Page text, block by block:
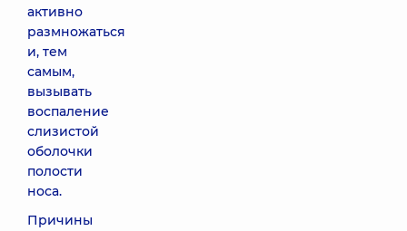
активно
размножаться
и, тем
самым,
вызывать
воспаление
слизистой
оболочки
полости
носа.
Причины